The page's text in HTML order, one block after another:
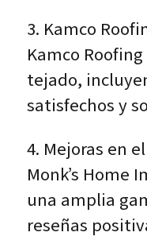
3. Kamco
Kamco
tejado,
satisfechos y
4. Mejoras en
Monk’s Home
una amplia
reseñas